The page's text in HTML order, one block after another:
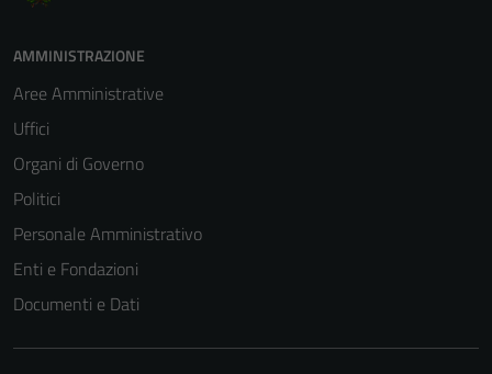
AMMINISTRAZIONE
Aree Amministrative
Uffici
Organi di Governo
Politici
Personale Amministrativo
Enti e Fondazioni
Documenti e Dati